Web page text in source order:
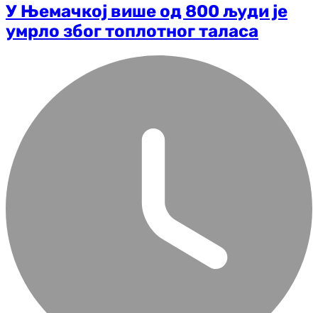
У Њемачкој више од 800 људи је
умрло због топлотног таласа